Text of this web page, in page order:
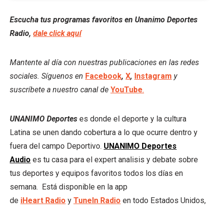
Escucha tus programas favoritos en Unanimo Deportes
Radio, dale click aquí
Mantente al día con nuestras publicaciones en las redes
sociales. Síguenos en Facebook, X, Instagram y
suscríbete a nuestro canal de YouTube.
UNANIMO Deportes es donde el deporte y la cultura
Latina se unen dando cobertura a lo que ocurre dentro y
fuera del campo Deportivo. UNANIMO Deportes
Audio es tu casa para el expert analisis y debate sobre
tus deportes y equipos favoritos todos los días en
semana. Está disponible en la app
de iHeart Radio y TuneIn Radio en todo Estados Unidos,